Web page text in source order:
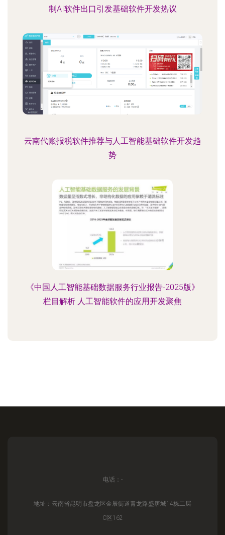
制AI软件出口引发基础软件开发热议
云南代账报税软件推荐与人工智能基础软件开发趋
势
《中国人工智能基础数据服务行业报告-2025版》
栏目解析 人工智能软件的应用开发聚焦
电话：-
地址：云南省昆明市盘龙区金辰街道青龙路盛唐城14栋二层
C区162